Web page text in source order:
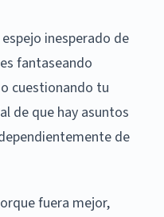
inesperado de
fantaseando
cuestionando tu
de que hay asuntos
de
fuera mejor,